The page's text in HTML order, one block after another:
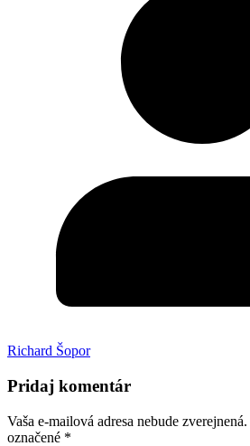
Richard Šopor
Pridaj komentár
Vaša e-mailová adresa nebude zverejnená.
označené *